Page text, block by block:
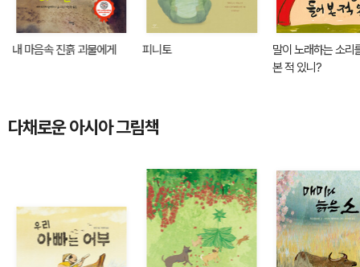
내 마음속 진흙 괴물에게 피니토
말이 노래하는 소리
본 적 있니?
다채로운 아시아 그림책